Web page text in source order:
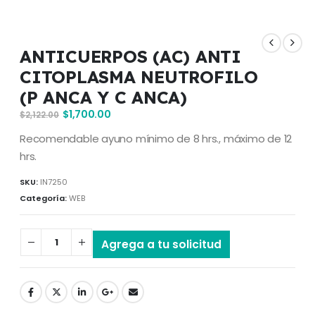
ANTICUERPOS (AC) ANTI
CITOPLASMA NEUTROFILO
(P ANCA Y C ANCA)
$2,122.00 $1,700.00
Recomendable ayuno mínimo de 8 hrs., máximo de 12
hrs.
SKU: IN7250
Categoría:WEB
Agrega a tu solicitud